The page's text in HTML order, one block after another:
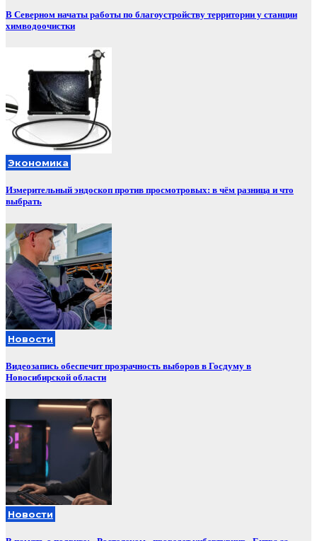
В Северном начаты работы по благоустройству территории у станции
химводоочистки
Экономика
Измерительный эндоскоп против просмотровых: в чём разница и что
выбрать
Новости
Видеозапись обеспечит прозрачность выборов в Госдуму в
Новосибирской области
Новости